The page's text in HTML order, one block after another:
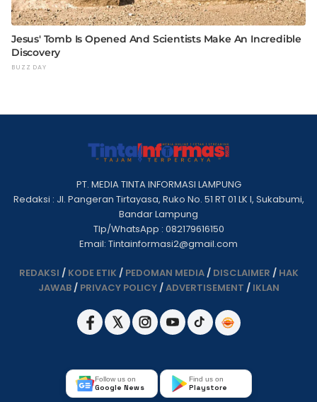
PT. MEDIA TINTA INFORMASI LAMPUNG
Redaksi : Jl. Pangeran Tirtayasa, Ruko No. 51 RT 01 LK I, Sukabumi,
Bandar Lampung
Tlp/WhatsApp : 082179616150
Email: Tintainformasi2@gmail.com
REDAKSI / KODE ETIK / PEDOMAN MEDIA/ DISCLAIMER / HAK
JAWAB/ PRIVACY POLICY/ADVERTISEMENT / IKLAN
Follow us on
Google News
Find us on
Playstore